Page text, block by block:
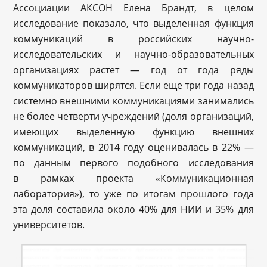
Ассоциации АКСОН Елена Брандт, в целом
исследование показало, что выделенная функция
коммуникаций в российских научно-
исследовательских и научно-образовательных
организациях растет — год от года ряды
коммуникаторов ширятся. Если еще три года назад
системно внешними коммуникациями занимались
не более четверти учреждений (доля организаций,
имеющих выделенную функцию внешних
коммуникаций, в 2014 году оценивалась в 22% —
по данным первого подобного исследования
в рамках проекта «Коммуникационная
лаборатория»), то уже по итогам прошлого года
эта доля составила около 40% для НИИ и 35% для
университетов.